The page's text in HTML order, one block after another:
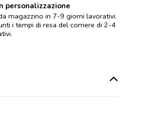
personalizzazione
magazzino in 7-9 giorni lavorativi.
i tempi di resa del corriere di 2-4